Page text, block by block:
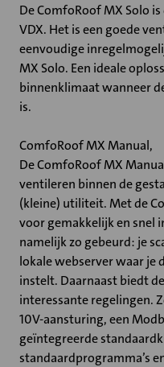
De ComfoRoof MX Solo
VDX. Het is een goede
eenvoudige
MX Solo. Een ideale
binnenklimaat wanneer
is.
ComfoRoof MX Manual,
De ComfoRoof MX
ventileren binnen de
(kleine) utiliteit. Met de
voor gemakkelijk en snel
namelijk zo gebeurd: je
lokale webserver waar je
instelt. Daarnaast biedt
interessante regelingen.
10V-aansturing, een
geïntegreerde
standaardprogramma’s